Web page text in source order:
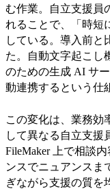
む作業。自立支援員
れることで、「時短
している。導入前と
た。自動文字起こし
のための生成 AI サ
動連携するという仕
この変化は、業務効
して異なる自立支援
FileMaker 上で相談
ンスでニュアンスま
ぎながら支援の質を